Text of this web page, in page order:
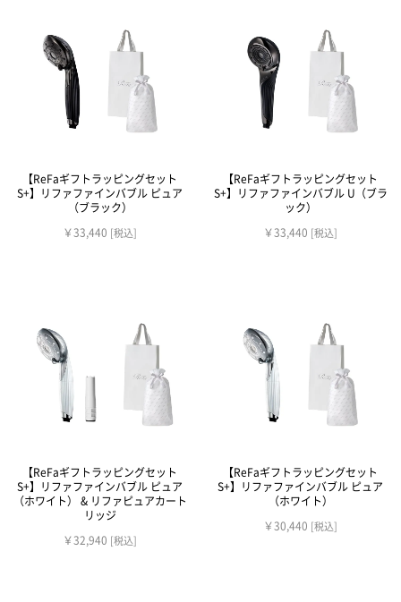
【ReFaギフトラッピングセット
S+】リファファインバブル ピュア
（ブラック）
￥33,440 [税込]
【ReFaギフトラッピングセット
S+】リファファインバブル U（ブラ
ック）
￥33,440 [税込]
【ReFaギフトラッピングセット
S+】リファファインバブル ピュア
（ホワイト） & リファピュアカート
リッジ
￥32,940 [税込]
【ReFaギフトラッピングセット
S+】リファファインバブル ピュア
（ホワイト）
￥30,440 [税込]